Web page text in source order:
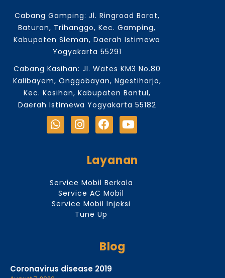
Cabang Gamping: Jl. Ringroad Barat,
Baturan, Trihanggo, Kec. Gamping,
Kabupaten Sleman, Daerah Istimewa
Yogyakarta 55291
Cabang Kasihan: Jl. Wates KM3 No.80
Kalibayem, Onggobayan, Ngestiharjo,
Kec. Kasihan, Kabupaten Bantul,
Daerah Istimewa Yogyakarta 55182
Layanan
Service Mobil Berkala
Service AC Mobil
Service Mobil Injeksi
Tune Up
Blog
Coronavirus disease 2019